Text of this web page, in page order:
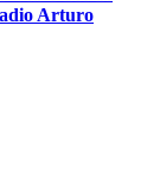
Arturo